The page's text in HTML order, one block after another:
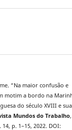
“Na maior confusão e
motim a bordo na
do século XVIII e
Mundos do Trabalho,
p. 1–15, 2022. DOI: